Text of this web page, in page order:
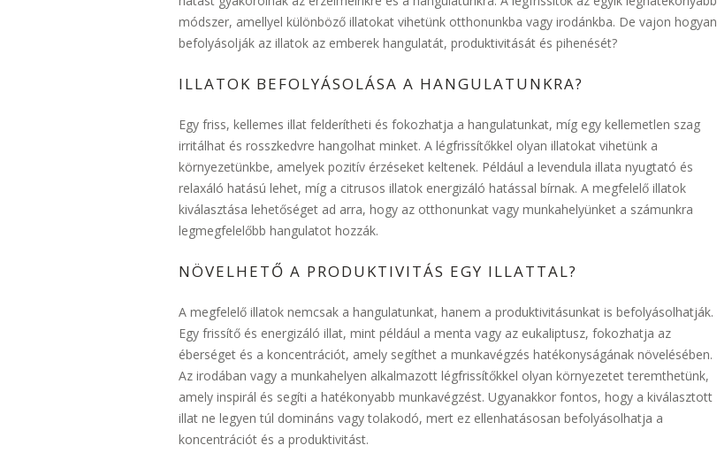
módszer, amellyel különböző illatokat vihetünk otthonunkba vagy irodánkba. De vajon hogyan
befolyásolják az illatok az emberek hangulatát, produktivitását és pihenését?
ILLATOK BEFOLYÁSOLÁSA A HANGULATUNKRA?
Egy friss, kellemes illat felderítheti és fokozhatja a hangulatunkat, míg egy kellemetlen szag
irritálhat és rosszkedvre hangolhat minket. A légfrissítőkkel olyan illatokat vihetünk a
környezetünkbe, amelyek pozitív érzéseket keltenek. Például a levendula illata nyugtató és
relaxáló hatású lehet, míg a citrusos illatok energizáló hatással bírnak. A megfelelő illatok
kiválasztása lehetőséget ad arra, hogy az otthonunkat vagy munkahelyünket a számunkra
legmegfelelőbb hangulatot hozzák.
NÖVELHETŐ A PRODUKTIVITÁS EGY ILLATTAL?
A megfelelő illatok nemcsak a hangulatunkat, hanem a produktivitásunkat is befolyásolhatják.
Egy frissítő és energizáló illat, mint például a menta vagy az eukaliptusz, fokozhatja az
éberséget és a koncentrációt, amely segíthet a munkavégzés hatékonyságának növelésében.
Az irodában vagy a munkahelyen alkalmazott légfrissítőkkel olyan környezetet teremthetünk,
amely inspirál és segíti a hatékonyabb munkavégzést. Ugyanakkor fontos, hogy a kiválasztott
illat ne legyen túl domináns vagy tolakodó, mert ez ellenhatásosan befolyásolhatja a
koncentrációt és a produktivitást.